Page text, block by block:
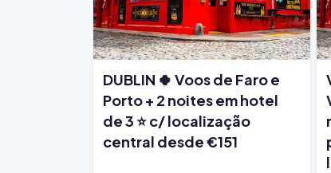
DUBLIN 🍀 Voos de Faro e
Porto + 2 noites em hotel
de 3 ⭐ c/ localização
central desde €151